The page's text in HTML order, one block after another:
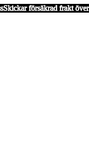
Skickar försäkrad frakt